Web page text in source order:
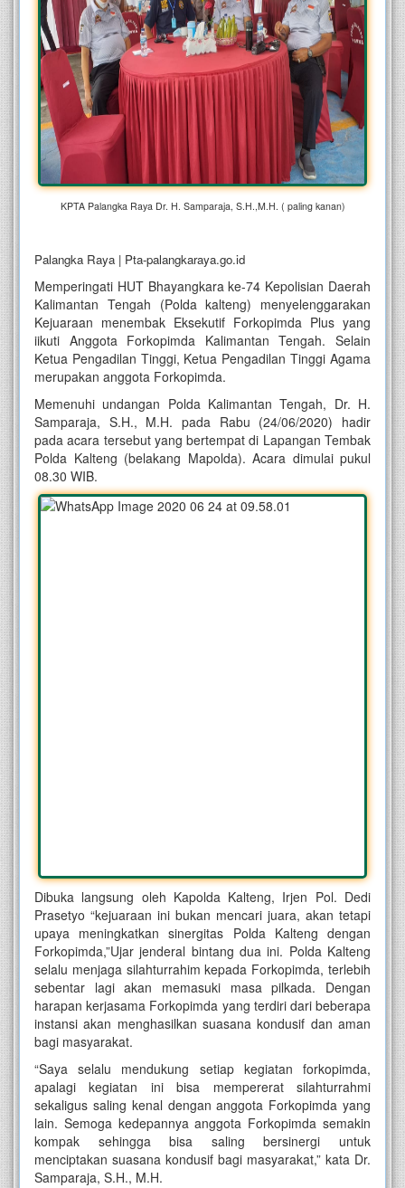
KPTA Palangka Raya Dr. H. Samparaja, S.H.,M.H. ( paling kanan)
Palangka Raya | Pta-palangkaraya.go.id
Memperingati HUT Bhayangkara ke-74 Kepolisian Daerah
Kalimantan Tengah (Polda kalteng) menyelenggarakan
Kejuaraan menembak Eksekutif Forkopimda Plus yang
iikuti Anggota Forkopimda Kalimantan Tengah. Selain
Ketua Pengadilan Tinggi, Ketua Pengadilan Tinggi Agama
merupakan anggota Forkopimda.
Memenuhi undangan Polda Kalimantan Tengah, Dr. H.
Samparaja, S.H., M.H. pada Rabu (24/06/2020) hadir
pada acara tersebut yang bertempat di Lapangan Tembak
Polda Kalteng (belakang Mapolda). Acara dimulai pukul
08.30 WIB.
Dibuka langsung oleh Kapolda Kalteng, Irjen Pol. Dedi
Prasetyo “kejuaraan ini bukan mencari juara, akan tetapi
upaya meningkatkan sinergitas Polda Kalteng dengan
Forkopimda,”Ujar jenderal bintang dua ini. Polda Kalteng
selalu menjaga silahturrahim kepada Forkopimda, terlebih
sebentar lagi akan memasuki masa pilkada. Dengan
harapan kerjasama Forkopimda yang terdiri dari beberapa
instansi akan menghasilkan suasana kondusif dan aman
bagi masyarakat.
“Saya selalu mendukung setiap kegiatan forkopimda,
apalagi kegiatan ini bisa mempererat silahturrahmi
sekaligus saling kenal dengan anggota Forkopimda yang
lain. Semoga kedepannya anggota Forkopimda semakin
kompak sehingga bisa saling bersinergi untuk
menciptakan suasana kondusif bagi masyarakat,” kata Dr.
Samparaja, S.H., M.H.